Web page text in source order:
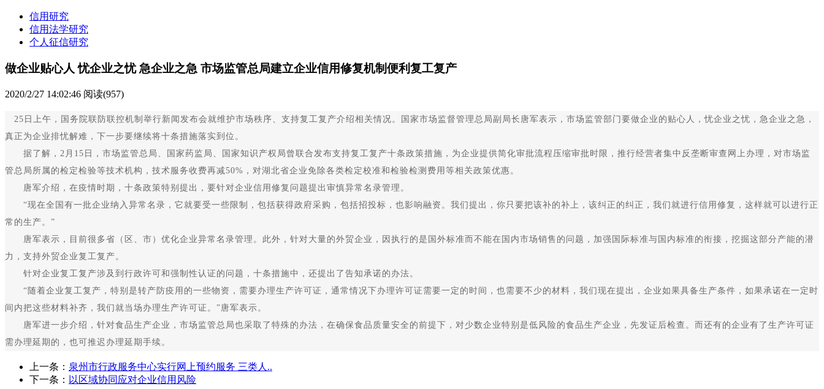
信用研究
信用法学研究
个人征信研究
做企业贴心人 忧企业之忧 急企业之急 市场监管总局建立企业信用修复机制便利复工复产
2020/2/27 14:02:46 阅读(957)
25日上午，国务院联防联控机制举行新闻发布会就维护市场秩序、支持复工复产介绍相关情况。国家市场监督管理总局副局长唐军表示，市场监管部门要做企业的贴心人，忧企业之忧，急企业之急，
真正为企业排忧解难，下一步要继续将十条措施落实到位。
据了解，2月15日，市场监管总局、国家药监局、国家知识产权局曾联合发布支持复工复产十条政策措施，为企业提供简化审批流程压缩审批时限，推行经营者集中反垄断审查网上办理，对市场监
管总局所属的检定检验等技术机构，技术服务收费再减50%，对湖北省企业免除各类检定校准和检验检测费用等相关政策优惠。
唐军介绍，在疫情时期，十条政策特别提出，要针对企业信用修复问题提出审慎异常名录管理。
“现在全国有一批企业纳入异常名录，它就要受一些限制，包括获得政府采购，包括招投标，也影响融资。我们提出，你只要把该补的补上，该纠正的纠正，我们就进行信用修复，这样就可以进行正
常的生产。”
唐军表示，目前很多省（区、市）优化企业异常名录管理。此外，针对大量的外贸企业，因执行的是国外标准而不能在国内市场销售的问题，加强国际标准与国内标准的衔接，挖掘这部分产能的潜
力，支持外贸企业复工复产。
针对企业复工复产涉及到行政许可和强制性认证的问题，十条措施中，还提出了告知承诺的办法。
“随着企业复工复产，特别是转产防疫用的一些物资，需要办理生产许可证，通常情况下办理许可证需要一定的时间，也需要不少的材料，我们现在提出，企业如果具备生产条件，如果承诺在一定时
间内把这些材料补齐，我们就当场办理生产许可证。”唐军表示。
唐军进一步介绍，针对食品生产企业，市场监管总局也采取了特殊的办法，在确保食品质量安全的前提下，对少数企业特别是低风险的食品生产企业，先发证后检查。而还有的企业有了生产许可证
需办理延期的，也可推迟办理延期手续。
上一条： 泉州市行政服务中心实行网上预约服务 三类人..
下一条： 以区域协同应对企业信用风险